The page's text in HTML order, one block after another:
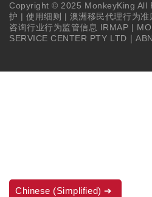
Copyright © 2025 MonkeyKing All
护 |使用细则 | 澳洲移民代理行为
咨询行业行为监管信息 IRMAP |
SERVICE CENTER PTY LTD｜
Chinese (Simplified)